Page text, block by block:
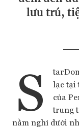
lưu trú,
S
lạc tại
của
trung
nằm nghỉ dưới